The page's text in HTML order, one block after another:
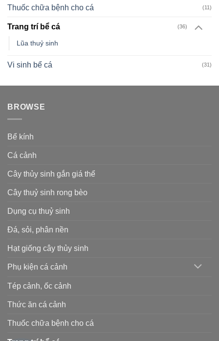
Thuốc chữa bệnh cho cá (11)
Trang trí bể cá (36)
Lũa thuỷ sinh
Vi sinh bể cá (31)
BROWSE
Bể kính
Cá cảnh
Cây thủy sinh gắn giá thể
Cây thuỷ sinh rong bèo
Dụng cụ thuỷ sinh
Đá, sỏi, phân nền
Hạt giống cây thủy sinh
Phụ kiện cá cảnh
Tép cảnh, ốc cảnh
Thức ăn cá cảnh
Thuốc chữa bệnh cho cá